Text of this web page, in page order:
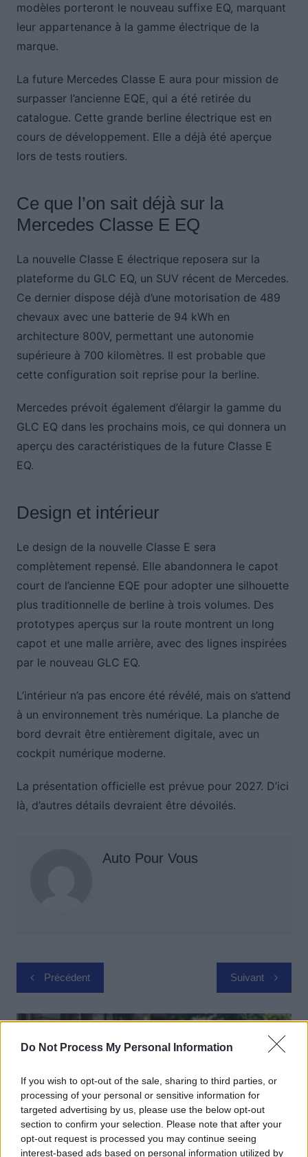
Do Not Process My Personal Information
If you wish to opt-out of the sale, sharing to third parties, or
processing of your personal or sensitive information for
targeted advertising by us, please use the below opt-out
section to confirm your selection. Please note that after your
opt-out request is processed you may continue seeing
interest-based ads based on personal information utilized by
modèles porteront le nouveau suffixe EQ, marquant
leur appartenance à la gamme électrique de la
marque.
La future Mercedes Classe E aura pour mission de
surpasser l’ancienne EQE, qui a été retirée du
catalogue. Cette grande berline électrique est en
cours de développement. Elle a déjà été aperçue
lors de tests routiers.
Ce que l’on sait déjà sur la
Mercedes Classe E EQ
La nouvelle Classe E électrique reposera sur la
plateforme du GLC EQ, un SUV récent de Mercedes.
Ce dernier dispose déjà d’une motorisation de 489
chevaux avec une batterie de 94 kWh en
architecture 800V, permettant une autonomie
supérieure à 700 kilomètres. Il est probable que
cette configuration soit reprise pour la berline.
Mercedes prévoit également d’élargir la gamme du
GLC EQ dans les prochains mois, ce qui donnera un
aperçu des caractéristiques de la future Classe E
EQ.
Design et intérieur
Le design de la nouvelle Classe E sera
complètement repensé. Elle abandonnera le capot
court de l’ancienne EQE pour adopter une silhouette
plus traditionnelle de berline à trois volumes. Des
prototypes aperçus sur la route montrent un long
capot et une malle arrière, avec des lignes inspirées
par le nouveau GLC EQ.
L’intérieur n’a pas encore été révélé, mais on s’attend
à un environnement très numérique. La planche de
bord devrait être entièrement digitale, avec un
cockpit numérique moderne.
La présentation officielle est prévue pour 2027. D’ici
là, d’autres détails devraient être dévoilés.
Auto Pour Vous
Navigation
de
l’article
Précédent Suivant